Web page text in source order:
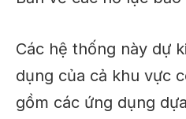
Các hệ thống này dự
dụng của cả khu vực
gồm các ứng dụng